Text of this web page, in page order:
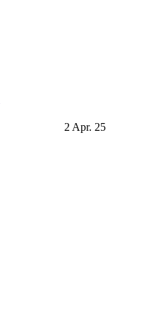
2 Apr. 25